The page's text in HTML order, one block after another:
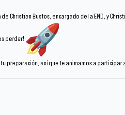
Christian Bustos, encargado de la END, y
perder!
preparación, así que te animamos a participar